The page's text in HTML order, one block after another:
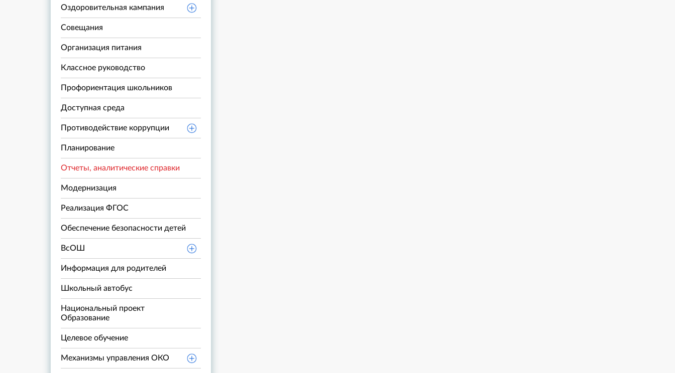
Оздоровительная кампания
Совещания
Организация питания
Классное руководство
Профориентация школьников
Доступная среда
Противодействие коррупции
Планирование
Отчеты, аналитические справки
Модернизация
Реализация ФГОС
Обеспечение безопасности детей
ВсОШ
Информация для родителей
Школьный автобус
Национальный проект
Образование
Целевое обучение
Механизмы управления ОКО